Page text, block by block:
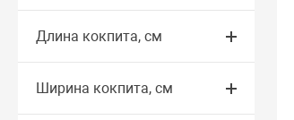
Длина кокпита, см
Ширина кокпита, см